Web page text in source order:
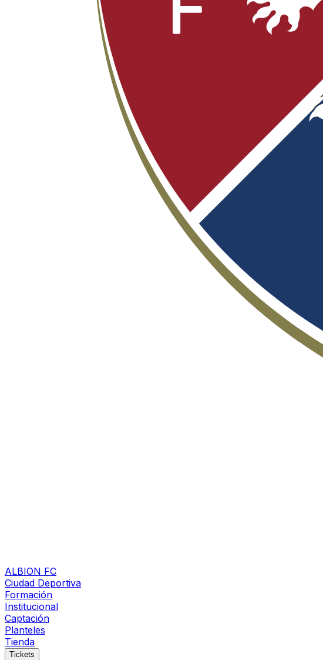
ALBION FC
Ciudad Deportiva
Formación
Institucional
Captación
Planteles
Tienda
Tickets